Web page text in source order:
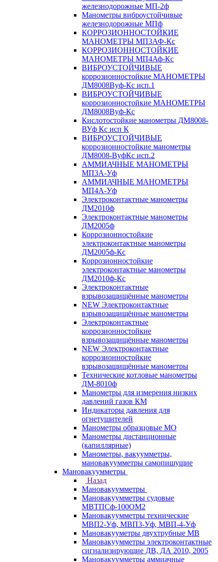
железнодорожные МП-2ф
Манометры виброустойчивые
железнодорожные МПф
КОРРОЗИОННОСТОЙКИЕ
МАНОМЕТРЫ МП3АФ-Кс
КОРРОЗИОННОСТОЙКИЕ
МАНОМЕТРЫ МП4Аф-Кс
ВИБРОУСТОЙЧИВЫЕ
коррозионностойкие МАНОМЕТРЫ
ДМ8008Вуф-Кс исп.1
ВИБРОУСТОЙЧИВЫЕ
коррозионностойкие МАНОМЕТРЫ
ДМ8008Вуф-Кс
Кислотостойкие манометры ДМ8008-
ВУф Кс исп К
ВИБРОУСТОЙЧИВЫЕ
коррозионностойкие манометры
ДМ8008-ВуфКс исп.2
АММИАЧНЫЕ МАНОМЕТРЫ
МП3А-Уф
АММИАЧНЫЕ МАНОМЕТРЫ
МП4А-Уф
Электроконтактные манометры
ДМ2010ф
Электроконтактные манометры
ДМ2005ф
Коррозионностойкие
электроконтактные манометры
ДМ2005ф-Кс
Коррозионностойкие
электроконтактные манометры
ДМ2010ф-Кс
Электроконтактные
взрывозащищённые манометры
NEW Электроконтактные
взрывозащищённые манометры
Электроконтактные
коррозионностойкие
взрывозащищённые манометры
NEW Электроконтактные
коррозионностойкие
взрывозащищённые манометры
Технические котловые манометры
ДМ-8010ф
Манометры для измерения низких
давлений газов КМ
Индикаторы давления для
огнетушителей
Манометры образцовые МО
Манометры дистанционные
(капиллярные)
Манометры, вакуумметры,
мановакуумметры самопишущие
Мановакуумметры
Назад
Мановакуумметры
Мановакуумметры судовые
МВТПСф-100ОМ2
Мановакуумметры технические
МВП2-Уф, МВП3-Уф, МВП-4-Уф
Мановакууметры двухтрубные МВ
Мановакуумметры электроконтактные
сигнализирующие ДВ, ДА 2010, 2005
Мановакуумметры аммиачные